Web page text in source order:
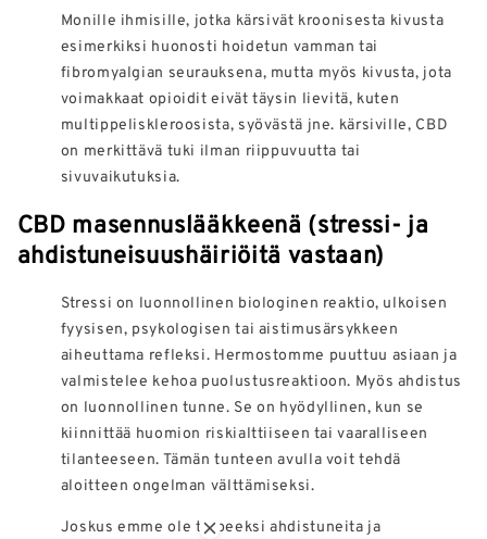
Monille ihmisille, jotka kärsivät kroonisesta kivusta
esimerkiksi huonosti hoidetun vamman tai
fibromyalgian seurauksena, mutta myös kivusta, jota
voimakkaat opioidit eivät täysin lievitä, kuten
multippeliskleroosista, syövästä jne. kärsiville, CBD
on merkittävä tuki ilman riippuvuutta tai
sivuvaikutuksia.
CBD masennuslääkkeenä (stressi- ja
ahdistuneisuushäiriöitä vastaan)
Stressi on luonnollinen biologinen reaktio, ulkoisen
fyysisen, psykologisen tai aistimusärsykkeen
aiheuttama refleksi. Hermostomme puuttuu asiaan ja
valmistelee kehoa puolustusreaktioon. Myös ahdistus
on luonnollinen tunne. Se on hyödyllinen, kun se
kiinnittää huomion riskialttiiseen tai vaaralliseen
tilanteeseen. Tämän tunteen avulla voit tehdä
aloitteen ongelman välttämiseksi.
Joskus emme ole tarpeeksi ahdistuneita ja